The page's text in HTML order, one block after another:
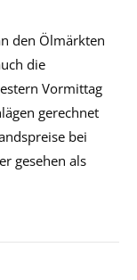
den Ölmärkten
die
Vormittag
gerechnet
bei
gesehen als